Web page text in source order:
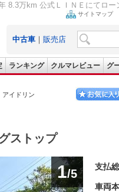
8.3万km 公式ＬＩＮＥにてロ
サイトマップ
中古車 ｜ 販売店
ランキング クルマレビュー グ
イドリン
ストップ
1/5
支払
車両